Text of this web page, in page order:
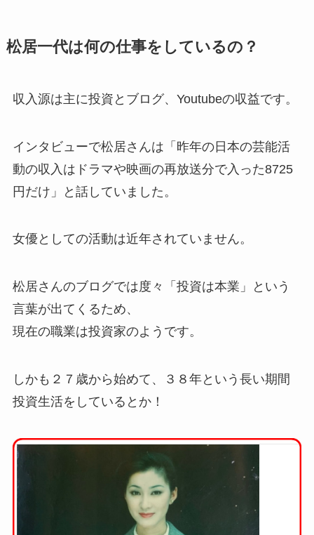
松居一代は何の仕事をしているの？
収入源は主に投資とブログ、Youtubeの収益です。
インタビューで松居さんは「昨年の日本の芸能活
動の収入はドラマや映画の再放送分で入った8725
円だけ」と話していました。
女優としての活動は近年されていません。
松居さんのブログでは度々「投資は本業」という
言葉が出てくるため、
現在の職業は投資家のようです。
しかも２７歳から始めて、３８年という長い期間
投資生活をしているとか！